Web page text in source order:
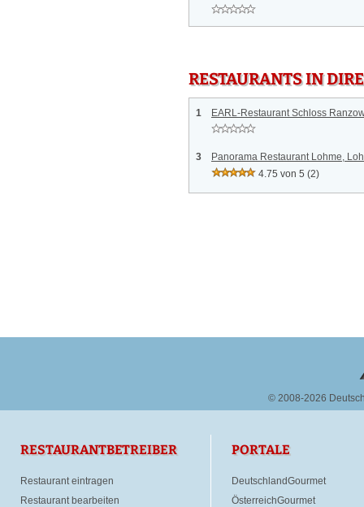
RESTAURANTS IN
1 EARL-Restaurant Schloss
3
Panorama Restaurant Lohme,
4.75 von 5 (2)
© 2008-2026
RESTAURANTBETREIBER
Restaurant eintragen
Restaurant bearbeiten
PORTALE
DeutschlandGourmet
ÖsterreichGourmet